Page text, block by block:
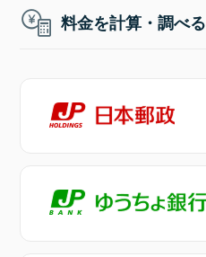
料金を計算・調べる